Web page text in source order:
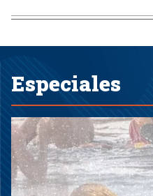
Especiales